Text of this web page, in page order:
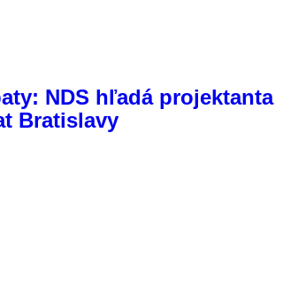
NDS hľadá projektanta
Bratislavy